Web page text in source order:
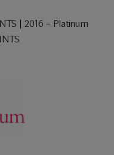
| 2016 – Platinum